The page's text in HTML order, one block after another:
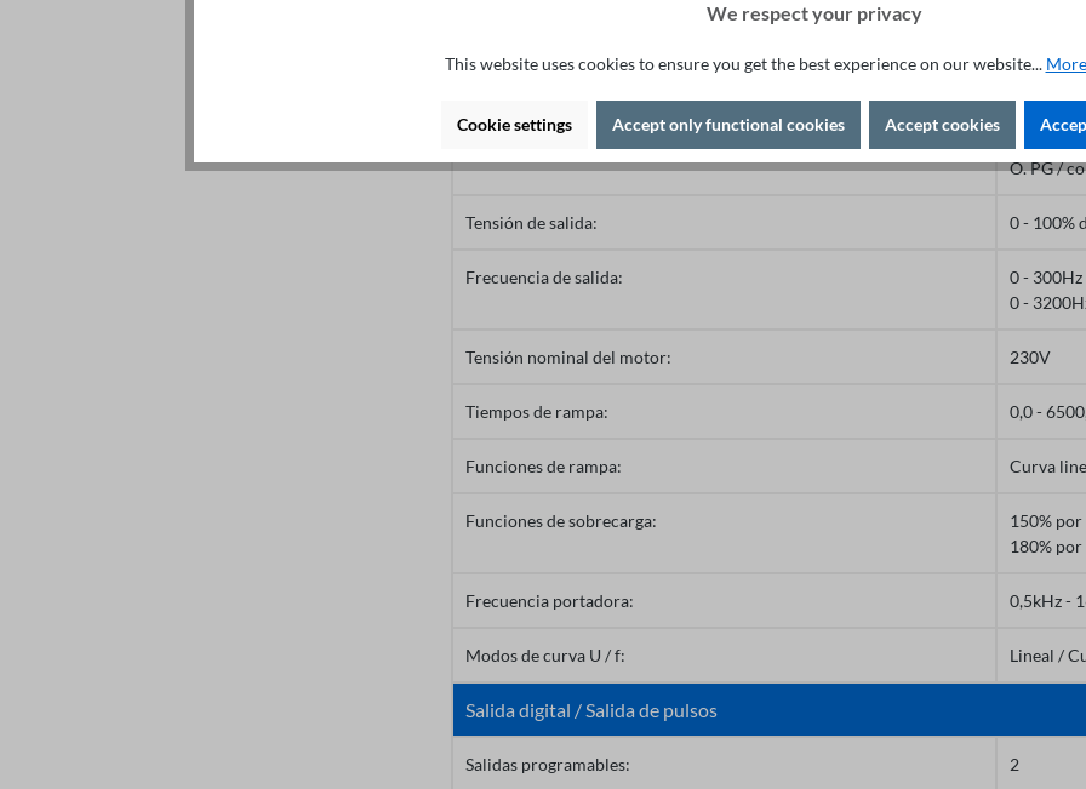
O. PG /
Tensión de salida: 0 - 100%
Frecuencia de salida:
0 -
0 -
Tensión nominal del motor: 230V
Tiempos de rampa: 0,0 -
Funciones de rampa: Curva
Funciones de sobrecarga:
150%
180% por
Frecuencia portadora: 0,5kHz -
Modos de curva U / f: Lineal /
Salida digital / Salida de pulsos
Salidas programables: 2
We respect your privacy
This website uses cookies to ensure you get the best experience on our website...
Cookie settings Accept only functional cookies Accept cookies